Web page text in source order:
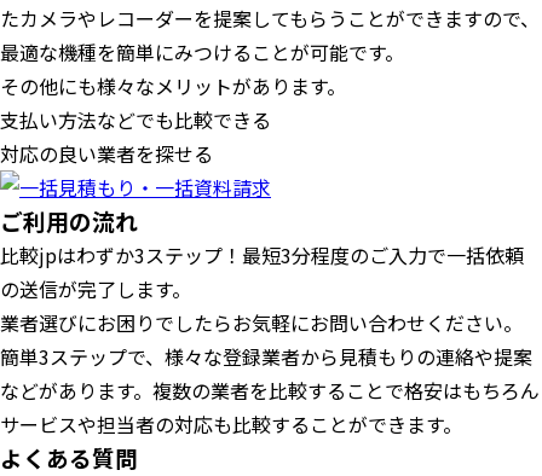
たカメラやレコーダーを提案してもらうことができますので、
最適な機種を簡単にみつけることが可能です。
その他にも様々なメリットがあります。
支払い方法などでも比較できる
対応の良い業者を探せる
ご利用の流れ
比較jpはわずか3ステップ！最短3分程度のご入力で一括依頼
の送信が完了します。
業者選びにお困りでしたらお気軽にお問い合わせください。
簡単3ステップで、様々な登録業者から見積もりの連絡や提案
などがあります。複数の業者を比較することで格安はもちろん
サービスや担当者の対応も比較することができます。
よくある質問